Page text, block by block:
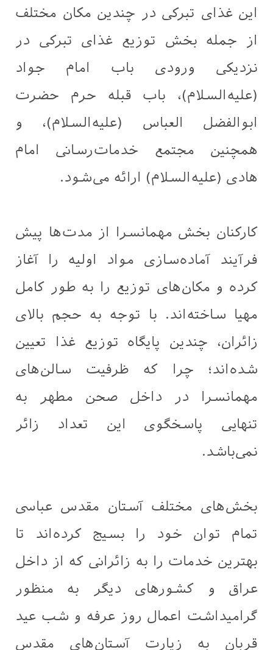
این غذای تبرکی در چندین مکان مختلف
از جمله بخش توزیع غذای تبرکی در
نزدیکی ورودی باب امام جواد
(علیه‌السلام)، باب قبله حرم حضرت
ابوالفضل العباس (علیه‌السلام)، و
همچنین مجتمع خدمات‌رسانی امام
هادی (علیه‌السلام) ارائه می‌شود.
کارکنان بخش مهمانسرا از مدت‌ها پیش
فرآیند آماده‌سازی مواد اولیه را آغاز
کرده و مکان‌های توزیع را به طور کامل
مهیا ساخته‌اند. با توجه به حجم بالای
زائران، چندین پایگاه توزیع غذا تعیین
شده‌اند؛ چرا که ظرفیت سالن‌های
مهمانسرا در داخل صحن مطهر به
تنهایی پاسخگوی این تعداد زائر
نمی‌باشد.
بخش‌های مختلف آستان مقدس عباسی
تمام توان خود را بسیج کرده‌اند تا
بهترین خدمات را به زائرانی که از داخل
عراق و کشورهای دیگر به منظور
گرامیداشت اعمال روز عرفه و شب عید
قربان به زیارت آستان‌های مقدس